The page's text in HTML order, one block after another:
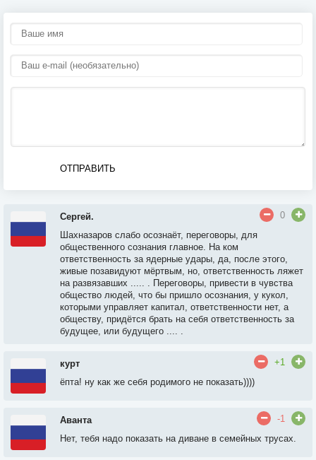
ОТПРАВИТЬ
Сергей.
0
Шахназаров слабо осознаёт, переговоры, для
общественного сознания главное. На ком
ответственность за ядерные удары, да, после этого,
живые позавидуют мёртвым, но, ответственность ляжет
на развязавших ..... . Переговоры, привести в чувства
общество людей, что бы пришло осознания, у кукол,
которыми управляет капитал, ответственности нет, а
обществу, придётся брать на себя ответственность за
будущее, или будущего .... .
курт
+1
ёпта! ну как же себя родимого не показать))))
Аванта
-1
Нет, тебя надо показать на диване в семейных трусах.